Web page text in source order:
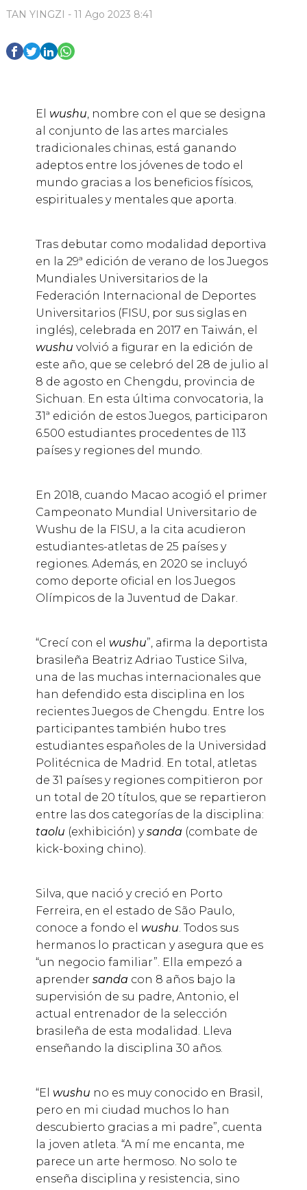
TAN YINGZI - 11 Ago 2023 8:41
El wushu, nombre con el que se designa
al conjunto de las artes marciales
tradicionales chinas, está ganando
adeptos entre los jóvenes de todo el
mundo gracias a los beneficios físicos,
espirituales y mentales que aporta.
Tras debutar como modalidad deportiva
en la 29ª edición de verano de los Juegos
Mundiales Universitarios de la
Federación Internacional de Deportes
Universitarios (FISU, por sus siglas en
inglés), celebrada en 2017 en Taiwán, el
wushu volvió a figurar en la edición de
este año, que se celebró del 28 de julio al
8 de agosto en Chengdu, provincia de
Sichuan. En esta última convocatoria, la
31ª edición de estos Juegos, participaron
6.500 estudiantes procedentes de 113
países y regiones del mundo.
En 2018, cuando Macao acogió el primer
Campeonato Mundial Universitario de
Wushu de la FISU, a la cita acudieron
estudiantes-atletas de 25 países y
regiones. Además, en 2020 se incluyó
como deporte oficial en los Juegos
Olímpicos de la Juventud de Dakar.
“Crecí con el wushu”, afirma la deportista
brasileña Beatriz Adriao Tustice Silva,
una de las muchas internacionales que
han defendido esta disciplina en los
recientes Juegos de Chengdu. Entre los
participantes también hubo tres
estudiantes españoles de la Universidad
Politécnica de Madrid. En total, atletas
de 31 países y regiones compitieron por
un total de 20 títulos, que se repartieron
entre las dos categorías de la disciplina:
taolu (exhibición) ysanda (combate de
kick-boxing chino).
Silva, que nació y creció en Porto
Ferreira, en el estado de São Paulo,
conoce a fondo el wushu. Todos sus
hermanos lo practican y asegura que es
“un negocio familiar”. Ella empezó a
aprender sanda con 8 años bajo la
supervisión de su padre, Antonio, el
actual entrenador de la selección
brasileña de esta modalidad. Lleva
enseñando la disciplina 30 años.
“El wushu no es muy conocido en Brasil,
pero en mi ciudad muchos lo han
descubierto gracias a mi padre”, cuenta
la joven atleta. “A mí me encanta, me
parece un arte hermoso. No solo te
enseña disciplina y resistencia, sino